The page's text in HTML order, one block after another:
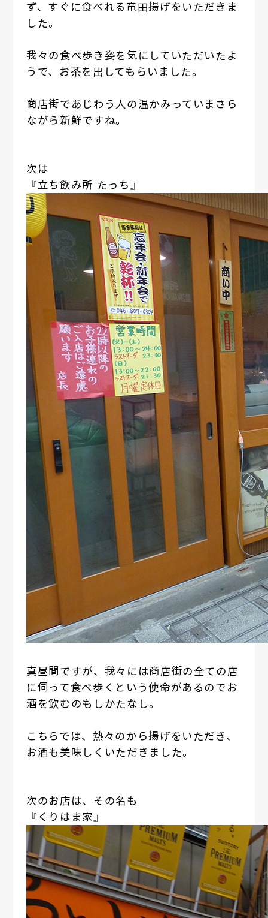
ず、すぐに食べれる竜田揚げをいただきま
した。
我々の食べ歩き姿を気にしていただいたよ
うで、お茶を出してもらいました。
商店街であじわう人の温かみっていまさら
ながら新鮮ですね。
次は
『立ち飲み所 たっち』
真昼間ですが、我々には商店街の全ての店
に伺って食べ歩くという使命があるのでお
酒を飲むのもしかたなし。
こちらでは、熱々のから揚げをいただき、
お酒も美味しくいただきました。
次のお店は、その名も
『くりはま家』